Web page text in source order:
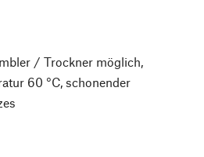
/ Trockner möglich,
60 °C, schonender